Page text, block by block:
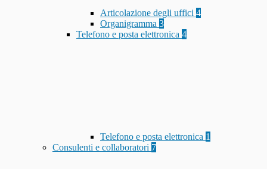
Articolazione degli uffici 4
Organigramma 3
Telefono e posta elettronica 4
Telefono e posta elettronica 1
Consulenti e collaboratori 7